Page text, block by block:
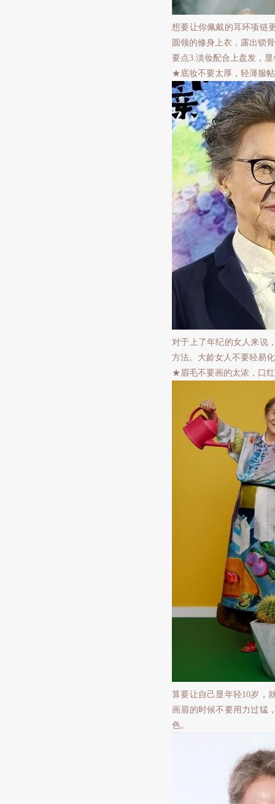
想要让你佩戴的耳环项链
圆领的修身上衣，露出锁
要点3.淡妆配合上盘发，显
★底妆不要太厚，轻薄服
对于上了年纪的女人来说
方法。大龄女人不要轻易
★眉毛不要画的太浓，口
算要让自己显年轻10岁，
画眉的时候不要用力过猛
色。